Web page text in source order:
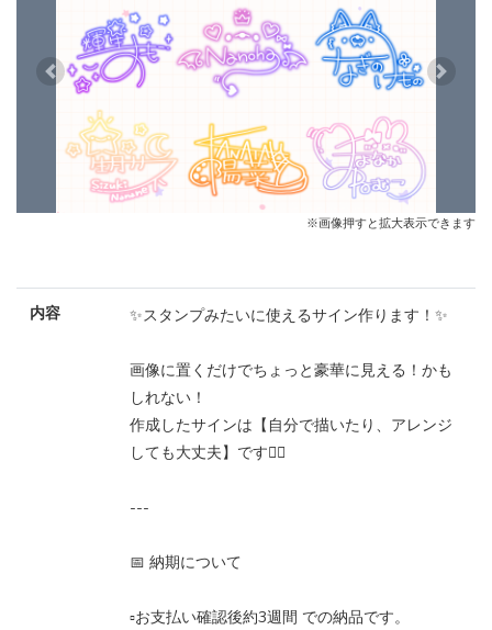
Previous Next
※画像押すと拡大表示できます
内容 ✨スタンプみたいに使えるサイン作ります！✨
画像に置くだけでちょっと豪華に見える！かも
しれない！
作成したサインは【自分で描いたり、アレンジ
しても大丈夫】です🙆‍♂️
---
📅 納期について
▫️お支払い確認後約3週間 での納品です。